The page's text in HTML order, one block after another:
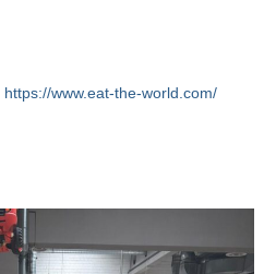
https://www.eat-the-world.com/